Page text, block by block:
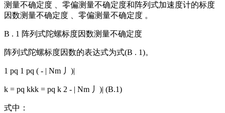
测量不确定度 、零偏测量不确定度和阵列式加速度计的标度
因数测量不确定度 、零偏测量不确定度 。
B . 1 阵列式陀螺标度因数测量不确定度
阵列式陀螺标度因数的表达式为式(B . 1)。
1 pq 1 pq ( - | Nm 丿)|
k = pq kkk = pq k 2 - | Nm 丿)| (B.1)
式中：